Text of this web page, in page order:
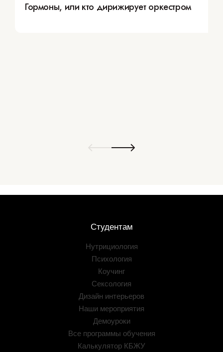
Гормоны, или кто дирижирует оркестром
Студентам
Нутрициология
Психология
Коучинг
Сексология
Дизайн интерьеров
Наши мероприятия
Демоуроки
Все программы обучения
Калькулятор КБЖУ